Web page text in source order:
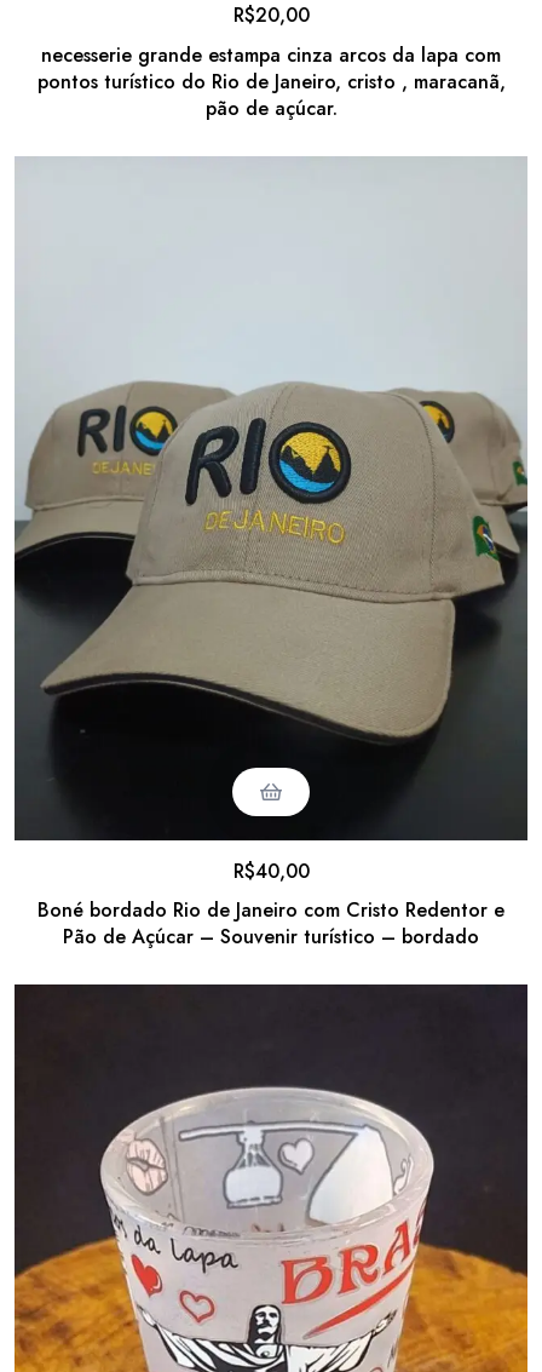
necesserie grande estampa cinza arcos da lapa com
pontos turístico do Rio de Janeiro, cristo , maracanã,
pão de açúcar.
R$20,00
Boné bordado Rio de Janeiro com Cristo Redentor e
Pão de Açúcar – Souvenir turístico – bordado
R$40,00